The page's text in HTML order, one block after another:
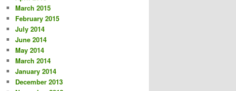
March 2015
February 2015
July 2014
June 2014
May 2014
March 2014
January 2014
December 2013